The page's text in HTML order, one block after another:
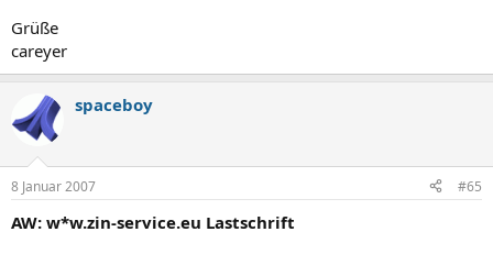
Grüße
careyer
spaceboy
8 Januar 2007 #65
AW: w*w.zin-service.eu Lastschrift